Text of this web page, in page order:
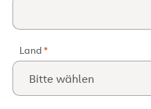
Land